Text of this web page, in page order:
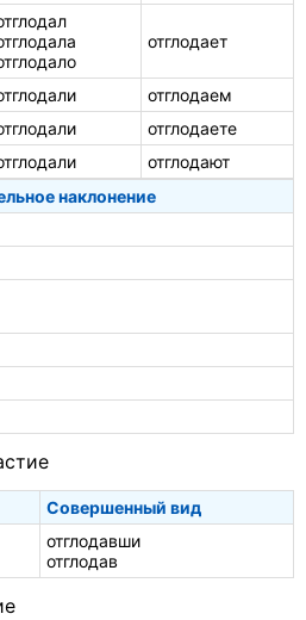
отглодает
отглодаем
отглодаете
отглодают
наклонение
Совершенный вид
отглодавши
отглодав